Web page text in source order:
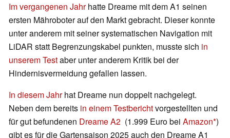
Im vergangenen Jahrhatte Dreame mit dem A1 seinen
ersten Mähroboter auf den Markt gebracht. Dieser konnte
unter anderem mit seiner systematischen Navigation mit
LiDAR statt Begrenzungskabel punkten, musste sich in
unserem Testaber unter anderem Kritik bei der
Hindernisvermeidung gefallen lassen.
In diesem Jahrhat Dreame nun doppelt nachgelegt.
Neben dem bereits in einem Testberichtvorgestellten und
für gut befundenen Dreame A2 (1.999 Euro bei Amazon )
gibt es für die Gartensaison 2025 auch den Dreame A1